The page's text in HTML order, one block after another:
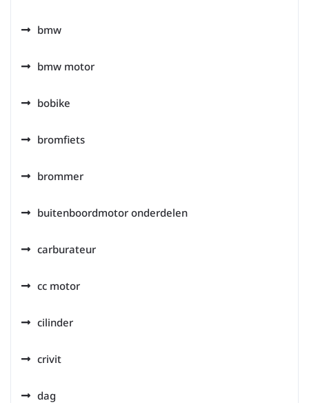
bmw
bmw motor
bobike
bromfiets
brommer
buitenboordmotor onderdelen
carburateur
cc motor
cilinder
crivit
dag